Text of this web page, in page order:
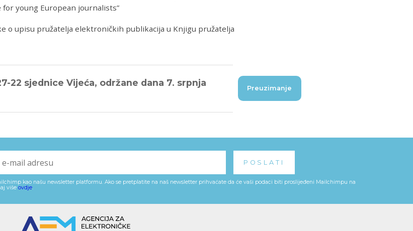
young European journalists”
upisu pružatelja elektroničkih publikacija u Knjigu pružatelja
22 sjednice Vijeća, održane dana 7. srpnja
Preuzimanje
kao našu newsletter platformu. Ako se pretplatite na naš newsletter prihvaćate da će vaši podaci biti proslijeđeni Mailchimpu na
više ovdje.